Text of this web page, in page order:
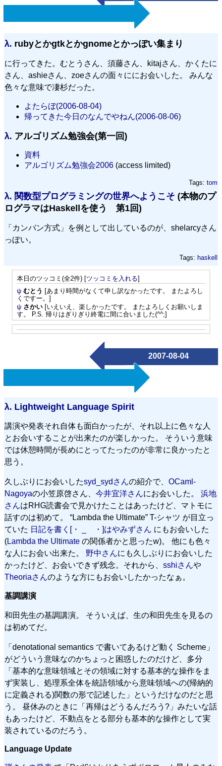
λ. rubyとかgtkとかgnomeとかっぽい集まり
に行ってきた。むとうさん、須藤さん、kitajさん、かくたに
さん、ashieさん、zoeさんの面々ににお会いした。 みんな
色々な意味で凄杉だった。
よたらぼ(2006-08-04)
帰ってきた今日のなんでやねん(2006-08-06)
λ. アルゴリズム勉強会(第一回)
資料
アルゴリズム勉強会2006 (access limited)
Tags: tom
λ. 関数型プログラミングの世界へようこそ (本物のプ
ログラマはHaskellを使う 第1回)
「カンバン方式」を例として出しているのが、shelarcyさん
っぽい。
Tags: haskell
本日のツッコミ(全2件) [ツッコミを入れる]
ψ むとう [あまり時間がなくて申し訳なかったです。 またよろし
くですー。]
ψ さかい[いえいえ、楽しかったです。 またよろしくお願いしま
す。 P.S. 帰りはぎりぎり終電に間に合いました(^^;]
2007-08-04
λ. Lightweight Language Spirit
講演や発表それ自体も面白かったが、それ以上に色々な人
とお会いすることが出来たのが楽しかった。 そういう意味
では休憩時間が長めにとってたったのが非常に良かったと
思う。
久しぶりにお会いしたsyd_sydさんの紹介で、 OCaml-
Nagoyaの小笠原啓さん、 今井宜洋さんにお会いした。 浜地
さんはRHG読書会で見かけたことはあったけど、マトモに
話すのは初めて。 “Lambda the Ultimate” T-シャツ が目立っ
ていた 日記を書く[・ _ゝ・]はやみずさん にもお会いした
(Lambda the Ultimate の関係者かと思ったw)。 他にも色々
な人にお会い出来た。 野中さんにも久しぶりにお会いした
かったけど、お会いできず残念。それから、 sshiさんや
Theoriaさんのような方にもお会いしたかったなぁ。
基調講演
和田先生の基調講演。 そういえば、生の和田先生を見るの
は初めてだ。
「denotational semantics で書いてあるけど動く Scheme」
がどういう意味なのかちょっと困惑したのだけど、多分
「基本的な意味領域とその領域に対する基本的な操作をま
ず実装し、処理系全体を統語領域から意味領域への(帰納的
に定義される)関数の形で記述した」というだけなのだと思
う。 昼休みのときに「再帰はどうるんだろう?」みたいな話
もあったけど、不動点をとる部分も基本的な操作として実
装されているのだろう。
Language Update